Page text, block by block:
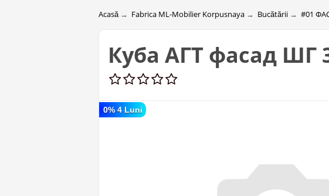
Acasă → Fabrica ML-Mobilier Korpusnaya → Bucătării → #01
Куба АГТ фасад ШГ
0% 4 Luni